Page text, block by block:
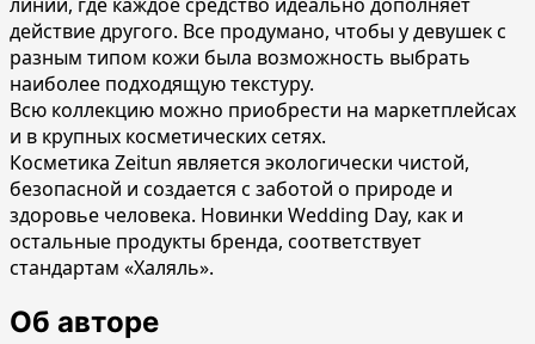
действие другого. Все продумано, чтобы у девушек с
разным типом кожи была возможность выбрать
наиболее подходящую текстуру.
Всю коллекцию можно приобрести на маркетплейсах
и в крупных косметических сетях.
Косметика Zeitun является экологически чистой,
безопасной и создается с заботой о природе и
здоровье человека. Новинки Wedding Day, как и
остальные продукты бренда, соответствует
стандартам «Халяль».
Об авторе